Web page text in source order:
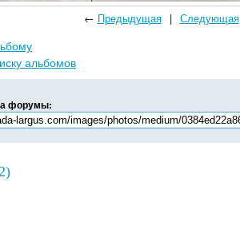
← Предыдущая | Следующая
альбомов
форумы: